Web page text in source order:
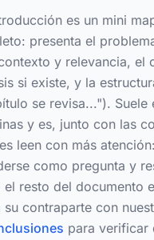
es un mini
presenta el
y relevancia, el
si existe, y la
se revisa..."). Suele
y es, junto con las
leen con más
como pregunta y
el resto del documento
contraparte con
para verificar